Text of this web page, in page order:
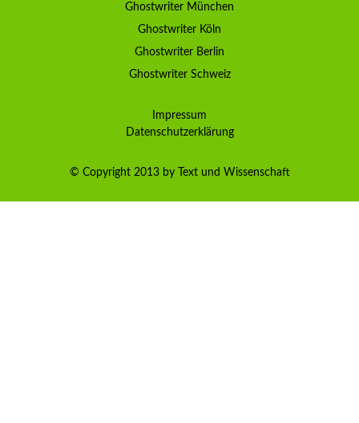
Ghostwriter München
Ghostwriter Köln
Ghostwriter Berlin
Ghostwriter Schweiz
Impressum
Datenschutzerklärung
© Copyright 2013 by Text und Wissenschaft